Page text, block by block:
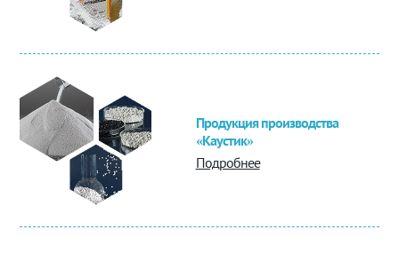
Продукция производства
«Каустик»
Подробнее